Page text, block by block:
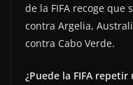
de la FIFA recoge
contra Argelia,
contra Cabo Verde.
¿Puede la FIFA